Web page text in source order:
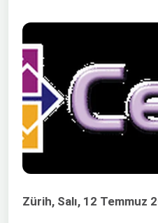
Zürih, Salı, 12 Temmuz